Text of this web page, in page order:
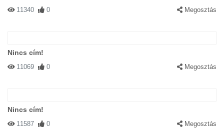
11340 0 Megosztás
Nincs cím!
11069 0 Megosztás
Nincs cím!
11587 0 Megosztás